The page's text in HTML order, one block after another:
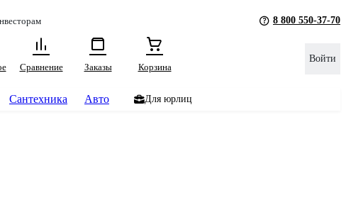
8 800 550-37-70
Сравнение Заказы Корзина
Войти
Сантехника Авто Для юрлиц